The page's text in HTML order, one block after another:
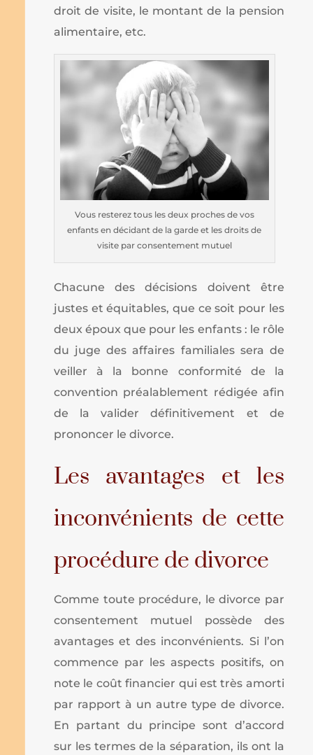
droit de visite, le montant de la pension
alimentaire, etc.
Vous resterez tous les deux proches de vos
enfants en décidant de la garde et les droits de
visite par consentement mutuel
Chacune des décisions doivent être
justes et équitables, que ce soit pour les
deux époux que pour les enfants : le rôle
du juge des affaires familiales sera de
veiller à la bonne conformité de la
convention préalablement rédigée afin
de la valider définitivement et de
prononcer le divorce.
Les avantages et les
inconvénients de cette
procédure de divorce
Comme toute procédure, le divorce par
consentement mutuel possède des
avantages et des inconvénients. Si l’on
commence par les aspects positifs, on
note le coût financier qui est très amorti
par rapport à un autre type de divorce.
En partant du principe sont d’accord
sur les termes de la séparation, ils ont la